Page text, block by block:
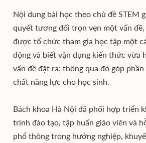
Nội dung bài học theo chủ đề STEM
quyết tương đối trọn vẹn một vấn
được tổ chức tham gia học tập một
động và biết vận dụng kiến thức vừa
vấn đề đặt ra; thông qua đó góp
chất năng lực cho học sinh.
Bách khoa Hà Nội đã phối hợp triển
trình đào tạo, tập huấn giáo viên và
phổ thông trong hướng nghiệp,